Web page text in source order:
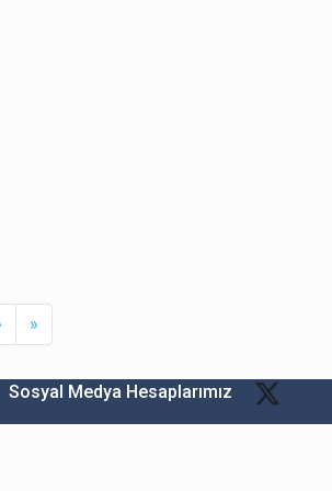
Next
»Last
Sosyal Medya Hesaplarımız